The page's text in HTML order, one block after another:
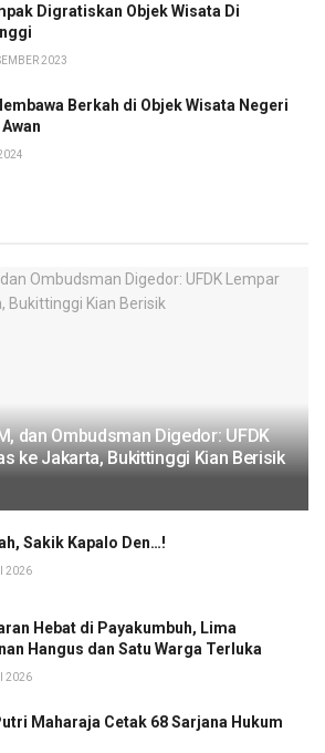
Digratiskan Objek Wisata Di
2023
Berkah di Objek Wisata Negeri
dan Ombudsman Digedor: UFDK
ke Jakarta, Bukittinggi Kian Berisik
Sakik Kapalo Den…!
2026
Hebat di Payakumbuh, Lima
Hangus dan Satu Warga Terluka
2026
Maharaja Cetak 68 Sarjana Hukum